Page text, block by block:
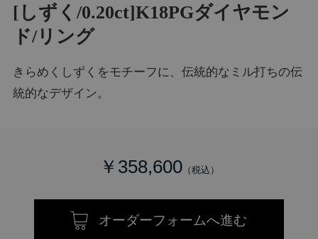
[しずく/0.20ct]K18PGダイヤモン
ド/リング
きらめくしずくをモチーフに、伝統的なミル打ちの伝
統的なデザイン。
￥358,600
オーダーフォームへ進む